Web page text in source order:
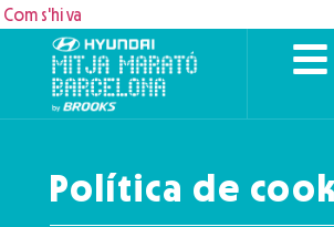
Com s'hi va
Política de